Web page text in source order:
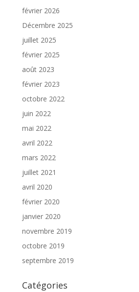
février 2026
Décembre 2025
juillet 2025
février 2025
août 2023
février 2023
octobre 2022
juin 2022
mai 2022
avril 2022
mars 2022
juillet 2021
avril 2020
février 2020
janvier 2020
novembre 2019
octobre 2019
septembre 2019
Catégories